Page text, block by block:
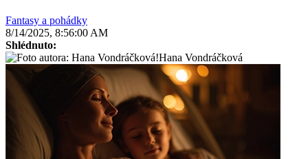
Fantasy a pohádky
8/14/2025, 8:56:00 AM
Shlédnuto:
Hana Vondráčková